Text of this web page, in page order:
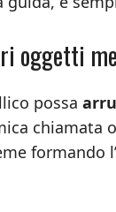
oggetti
possa
chiamata
formando